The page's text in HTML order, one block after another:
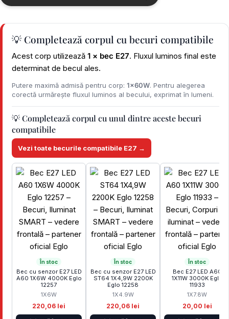
💡 Completează corpul cu becuri compatibile
Acest corp utilizează 1 × bec E27. Fluxul luminos final este
determinat de becul ales.
Putere maximă admisă pentru corp: 1x60W. Pentru alegerea
corectă urmărește fluxul luminos al becului, exprimat în lumeni.
💡 Completează corpul cu unul dintre aceste becuri
compatibile
Vezi toate becurile compatibile E27 →
În stoc
Bec cu senzor E27 LED
A60 1X6W 4000K Eglo
12257
1X6W
220,06 lei
În stoc
Bec cu senzor E27 LED
ST64 1X4,9W 2200K
Eglo 12258
1X4.9W
220,06 lei
În stoc
Bec E27 LED A60
1X11W 3000K Eglo
11933
1X7.8W
20,00 lei